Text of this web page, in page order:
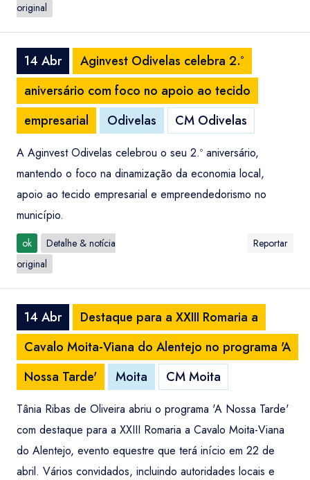
original
14 Abr
Aginvest Odivelas celebra 2.º
aniversário com foco no apoio ao tecido
empresarial
Odivelas CM Odivelas
A Aginvest Odivelas celebrou o seu 2.º aniversário,
mantendo o foco na dinamização da economia local,
apoio ao tecido empresarial e empreendedorismo no
município.
ok
Detalhe & notícia
original
Reportar
14 Abr
Destaque para a XXIII Romaria a
Cavalo Moita-Viana do Alentejo no programa 'A
Nossa Tarde'
Moita CM Moita
Tânia Ribas de Oliveira abriu o programa 'A Nossa Tarde'
com destaque para a XXIII Romaria a Cavalo Moita-Viana
do Alentejo, evento equestre que terá início em 22 de
abril. Vários convidados, incluindo autoridades locais e